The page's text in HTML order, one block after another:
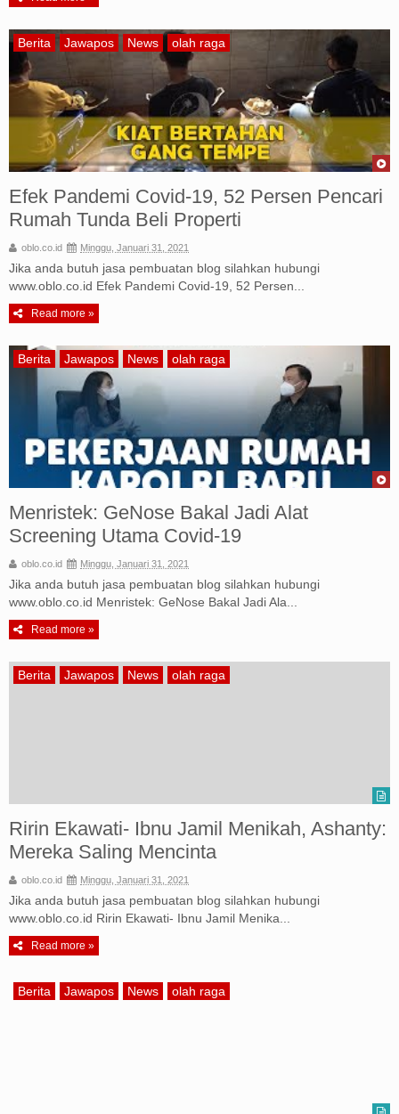
Efek Pandemi Covid-19, 52 Persen Pencari
Rumah Tunda Beli Properti
oblo.co.id Minggu, Januari 31, 2021
Jika anda butuh jasa pembuatan blog silahkan hubungi
www.oblo.co.id Efek Pandemi Covid-19, 52 Persen...
Read more »
Berita Jawapos News olah raga
Menristek: GeNose Bakal Jadi Alat
Screening Utama Covid-19
oblo.co.id Minggu, Januari 31, 2021
Jika anda butuh jasa pembuatan blog silahkan hubungi
www.oblo.co.id Menristek: GeNose Bakal Jadi Ala...
Read more »
Berita Jawapos News olah raga
Ririn Ekawati- Ibnu Jamil Menikah, Ashanty:
Mereka Saling Mencinta
oblo.co.id Minggu, Januari 31, 2021
Jika anda butuh jasa pembuatan blog silahkan hubungi
www.oblo.co.id Ririn Ekawati- Ibnu Jamil Menika...
Read more »
Berita Jawapos News olah raga
Berita Jawapos News olah raga